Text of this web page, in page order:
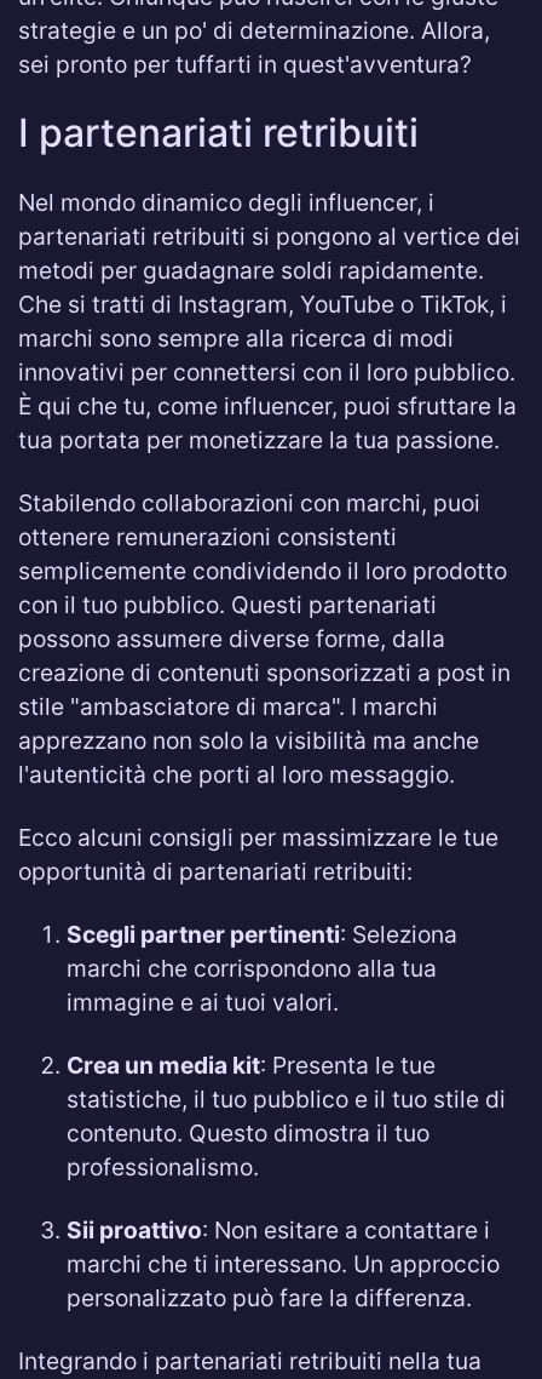
strategie e un po' di determinazione. Allora,
sei pronto per tuffarti in quest'avventura?
I partenariati retribuiti
Nel mondo dinamico degli influencer, i
partenariati retribuiti si pongono al vertice dei
metodi per guadagnare soldi rapidamente.
Che si tratti di Instagram, YouTube o TikTok, i
marchi sono sempre alla ricerca di modi
innovativi per connettersi con il loro pubblico.
È qui che tu, come influencer, puoi sfruttare la
tua portata per monetizzare la tua passione.
Stabilendo collaborazioni con marchi, puoi
ottenere remunerazioni consistenti
semplicemente condividendo il loro prodotto
con il tuo pubblico. Questi partenariati
possono assumere diverse forme, dalla
creazione di contenuti sponsorizzati a post in
stile "ambasciatore di marca". I marchi
apprezzano non solo la visibilità ma anche
l'autenticità che porti al loro messaggio.
Ecco alcuni consigli per massimizzare le tue
opportunità di partenariati retribuiti:
Scegli partner pertinenti: Seleziona
marchi che corrispondono alla tua
immagine e ai tuoi valori.
Crea un media kit: Presenta le tue
statistiche, il tuo pubblico e il tuo stile di
contenuto. Questo dimostra il tuo
professionalismo.
Sii proattivo: Non esitare a contattare i
marchi che ti interessano. Un approccio
personalizzato può fare la differenza.
Integrando i partenariati retribuiti nella tua